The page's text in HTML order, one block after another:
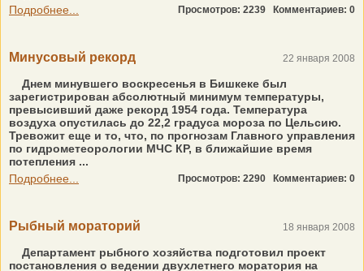
Подробнее...
Просмотров: 2239 Комментариев: 0
Минусовый рекорд 22 января 2008
Днем минувшего воскресенья в Бишкеке был
зарегистрирован абсолютный минимум температуры,
превысивший даже рекорд 1954 года. Температура
воздуха опустилась до 22,2 градуса мороза по Цельсию.
Тревожит еще и то, что, по прогнозам Главного управления
по гидрометеорологии МЧС КР, в ближайшие время
потепления ...
Подробнее...
Просмотров: 2290 Комментариев: 0
Рыбный мораторий 18 января 2008
Департамент рыбного хозяйства подготовил проект
постановления о ведении двухлетнего моратория на